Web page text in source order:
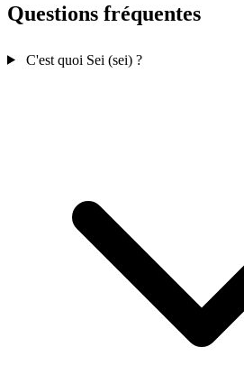
Questions fréquentes
C'est quoi Sei (sei) ?